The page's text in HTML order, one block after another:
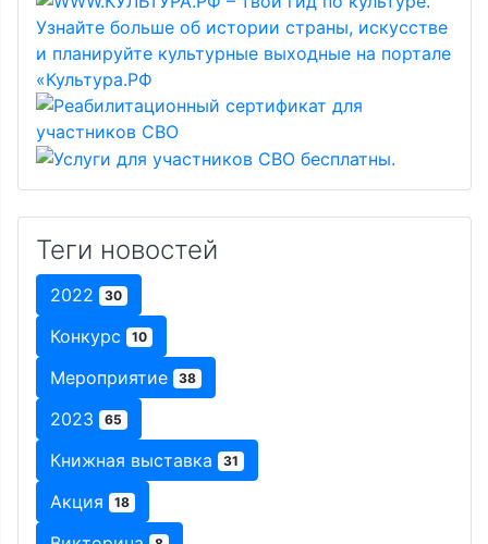
Теги новостей
2022 30
Конкурс 10
Мероприятие 38
2023 65
Книжная выставка 31
Акция 18